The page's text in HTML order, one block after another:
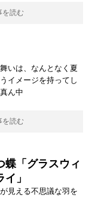
を読む
いは、なんとなく夏
イメージを持ってし
ん中
を読む
蝶「グラスウィ
」
見える不思議な羽を